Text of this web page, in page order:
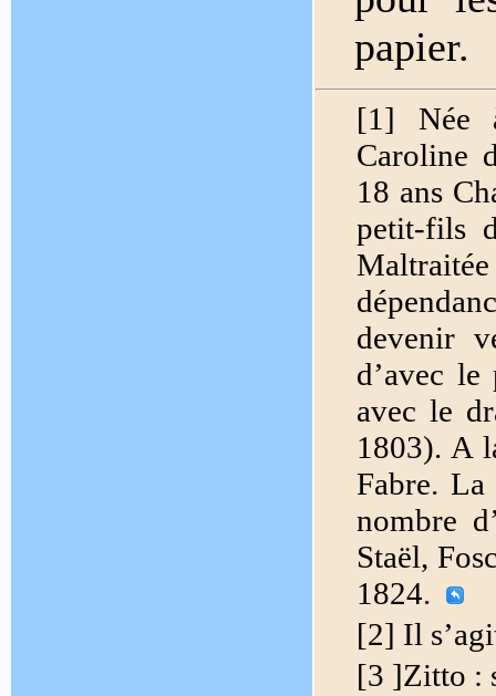
papier.
[1] Née
Caroline
18 ans
petit-fils
devenir
d’avec
avec le
1803). A
Fabre. La
nombre
Staël,
1824.
[2] Il
[3 ]Zitto :